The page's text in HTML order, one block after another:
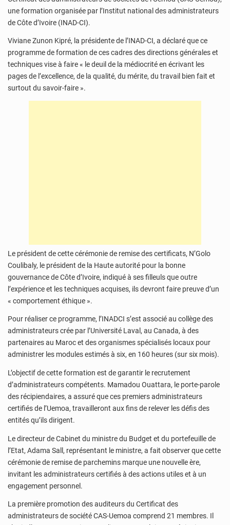
une formation organisée par l’Institut national des administrateurs
de Côte d’Ivoire (INAD-CI).
Viviane Zunon Kipré, la présidente de l’INAD-CI, a déclaré que ce
programme de formation de ces cadres des directions générales et
techniques vise à faire « le deuil de la médiocrité en écrivant les
pages de l’excellence, de la qualité, du mérite, du travail bien fait et
surtout du savoir-faire ».
Le président de cette cérémonie de remise des certificats, N’Golo
Coulibaly, le président de la Haute autorité pour la bonne
gouvernance de Côte d’Ivoire, indiqué à ses filleuls que outre
l’expérience et les techniques acquises, ils devront faire preuve d’un
« comportement éthique ».
Pour réaliser ce programme, l’INADCI s’est associé au collège des
administrateurs crée par l’Université Laval, au Canada, à des
partenaires au Maroc et des organismes spécialisés locaux pour
administrer les modules estimés à six, en 160 heures (sur six mois).
L’objectif de cette formation est de garantir le recrutement
d’administrateurs compétents. Mamadou Ouattara, le porte-parole
des récipiendaires, a assuré que ces premiers administrateurs
certifiés de l’Uemoa, travailleront aux fins de relever les défis des
entités qu’ils dirigent.
Le directeur de Cabinet du ministre du Budget et du portefeuille de
l’Etat, Adama Sall, représentant le ministre, a fait observer que cette
cérémonie de remise de parchemins marque une nouvelle ère,
invitant les administrateurs certifiés à des actions utiles et à un
engagement personnel.
La première promotion des auditeurs du Certificat des
administrateurs de société CAS-Uemoa comprend 21 membres. Il